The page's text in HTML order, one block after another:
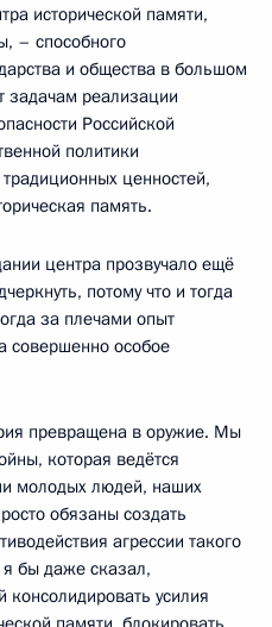
исторической памяти,
– способного
и общества в большом
задачам реализации
Российской
политики
ценностей,
память.
центра прозвучало ещё
потому что и тогда
за плечами опыт
совершенно особое
превращена в оружие. Мы
которая ведётся
молодых людей, наших
обязаны создать
агрессии такого
бы даже сказал,
усилия